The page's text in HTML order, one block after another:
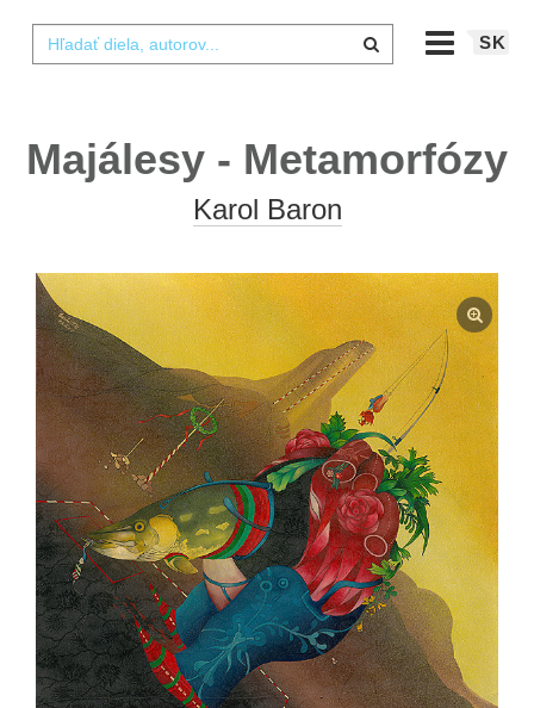
SK
Majálesy - Metamorfózy
Karol Baron